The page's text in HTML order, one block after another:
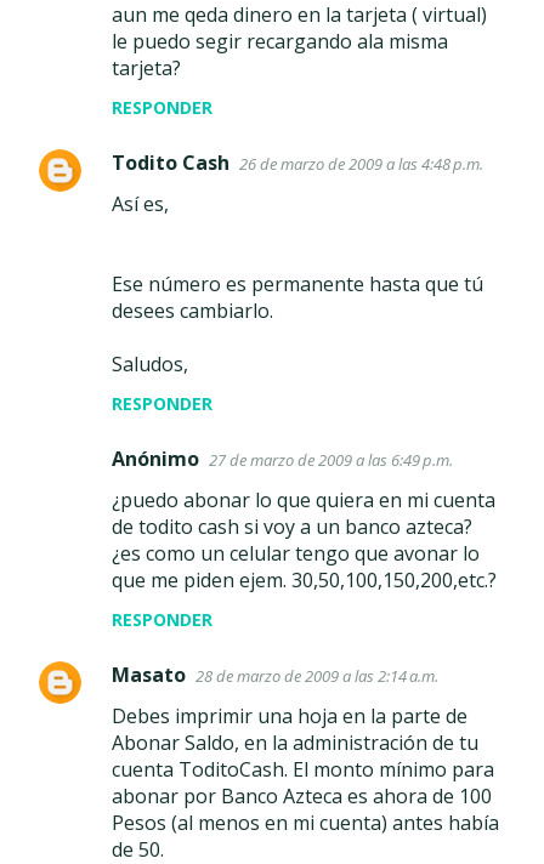
aun me qeda dinero en la tarjeta ( virtual)
le puedo segir recargando ala misma
tarjeta?
RESPONDER
Todito Cash 26 de marzo de 2009 a las 4:48 p.m.
Así es,
Ese número es permanente hasta que tú
desees cambiarlo.
Saludos,
RESPONDER
Anónimo 27 de marzo de 2009 a las 6:49 p.m.
¿puedo abonar lo que quiera en mi cuenta
de todito cash si voy a un banco azteca?
¿es como un celular tengo que avonar lo
que me piden ejem. 30,50,100,150,200,etc.?
RESPONDER
Masato 28 de marzo de 2009 a las 2:14 a.m.
Debes imprimir una hoja en la parte de
Abonar Saldo, en la administración de tu
cuenta ToditoCash. El monto mínimo para
abonar por Banco Azteca es ahora de 100
Pesos (al menos en mi cuenta) antes había
de 50.